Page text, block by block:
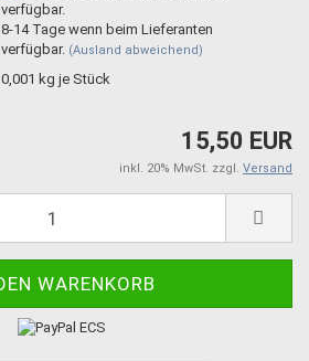
8-14 Tage wenn beim Lieferanten
verfügbar. (Ausland abweichend)
0,001 kg je Stück
15,50 EUR
inkl. 20% MwSt. zzgl. Versand